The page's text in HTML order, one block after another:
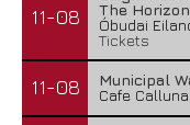
11-08
The
Óbudai
Tickets
11-08
Municipal
Cafe